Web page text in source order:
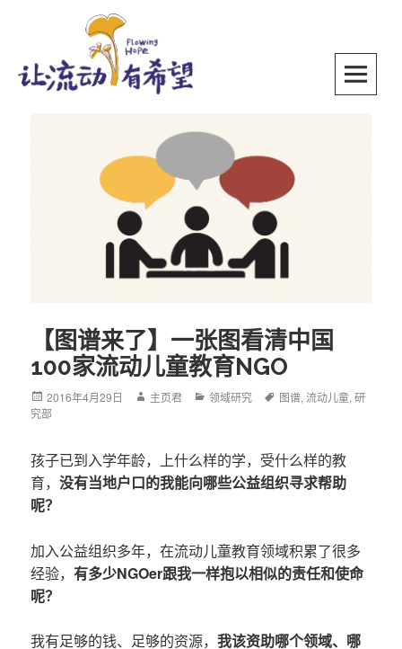
【图谱来了】一张图看清中国
100家流动儿童教育NGO
Posted
on
2016年4月29日 Author
主页君 Categories
领域研究 Tags
图谱,流动儿童,研
究部
孩子已到入学年龄，上什么样的学，受什么样的教
育，没有当地户口的我能向哪些公益组织寻求帮助
呢？
加入公益组织多年，在流动儿童教育领域积累了很多
经验，有多少NGOer跟我一样抱以相似的责任和使命
呢？
我有足够的钱、足够的资源，我该资助哪个领域、哪